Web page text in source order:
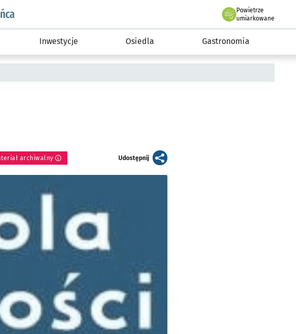
podserwis: Dla mieszkańca
Powietrze
we Wrocławiu
umiarkowane
Inwestycje Osiedla Gastronomia
archiwalny Udostępnijartykuł